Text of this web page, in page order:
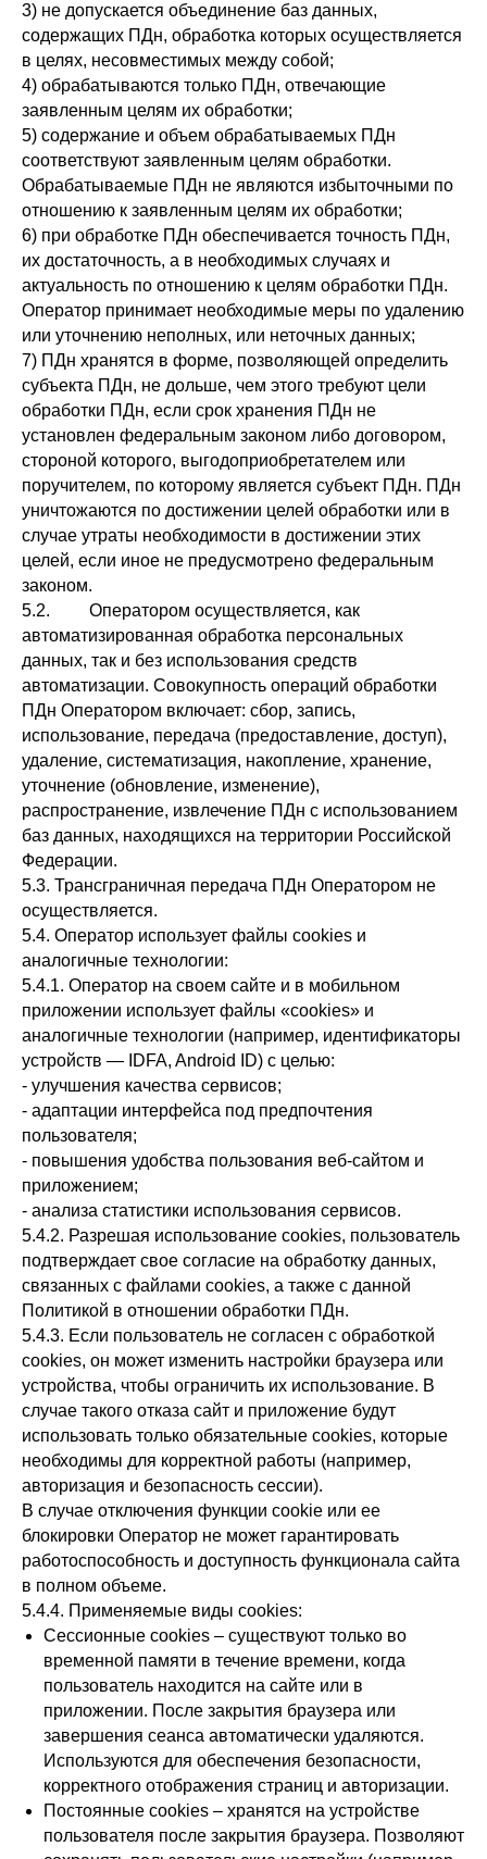
3) не допускается объединение баз данных,
содержащих ПДн, обработка которых осуществляется
в целях, несовместимых между собой;
4) обрабатываются только ПДн, отвечающие
заявленным целям их обработки;
5) содержание и объем обрабатываемых ПДн
соответствуют заявленным целям обработки.
Обрабатываемые ПДн не являются избыточными по
отношению к заявленным целям их обработки;
6) при обработке ПДн обеспечивается точность ПДн,
их достаточность, а в необходимых случаях и
актуальность по отношению к целям обработки ПДн.
Оператор принимает необходимые меры по удалению
или уточнению неполных, или неточных данных;
7) ПДн хранятся в форме, позволяющей определить
субъекта ПДн, не дольше, чем этого требуют цели
обработки ПДн, если срок хранения ПДн не
установлен федеральным законом либо договором,
стороной которого, выгодоприобретателем или
поручителем, по которому является субъект ПДн. ПДн
уничтожаются по достижении целей обработки или в
случае утраты необходимости в достижении этих
целей, если иное не предусмотрено федеральным
законом.
5.2. Оператором осуществляется, как
автоматизированная обработка персональных
данных, так и без использования средств
автоматизации. Совокупность операций обработки
ПДн Оператором включает: сбор, запись,
использование, передача (предоставление, доступ),
удаление, систематизация, накопление, хранение,
уточнение (обновление, изменение),
распространение, извлечение ПДн с использованием
баз данных, находящихся на территории Российской
Федерации.
5.3. Трансграничная передача ПДн Оператором не
осуществляется.
5.4. Оператор использует файлы cookies и
аналогичные технологии:
5.4.1. Оператор на своем сайте и в мобильном
приложении использует файлы «cookies» и
аналогичные технологии (например, идентификаторы
устройств — IDFA, Android ID) с целью:
- улучшения качества сервисов;
- адаптации интерфейса под предпочтения
пользователя;
- повышения удобства пользования веб-сайтом и
приложением;
- анализа статистики использования сервисов.
5.4.2. Разрешая использование cookies, пользователь
подтверждает свое согласие на обработку данных,
связанных с файлами cookies, а также с данной
Политикой в отношении обработки ПДн.
5.4.3. Если пользователь не согласен с обработкой
cookies, он может изменить настройки браузера или
устройства, чтобы ограничить их использование. В
случае такого отказа сайт и приложение будут
использовать только обязательные cookies, которые
необходимы для корректной работы (например,
авторизация и безопасность сессии).
В случае отключения функции cookie или ее
блокировки Оператор не может гарантировать
работоспособность и доступность функционала сайта
в полном объеме.
5.4.4. Применяемые виды cookies:
Сессионные cookies – cуществуют только во
временной памяти в течение времени, когда
пользователь находится на сайте или в
приложении. После закрытия браузера или
завершения сеанса автоматически удаляются.
Используются для обеспечения безопасности,
корректного отображения страниц и авторизации.
Постоянные cookies – хранятся на устройстве
пользователя после закрытия браузера. Позволяют